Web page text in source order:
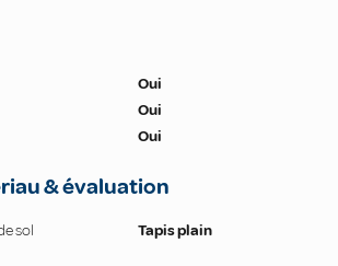
Oui
Oui
Oui
& évaluation
sol Tapis plain